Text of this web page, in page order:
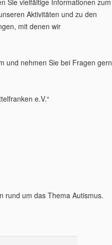
Sie vielfältige Informationen zum
Aktivitäten und zu den
mit denen wir
und nehmen Sie bei Fragen gern
e.V.“
rund um das Thema Autismus.